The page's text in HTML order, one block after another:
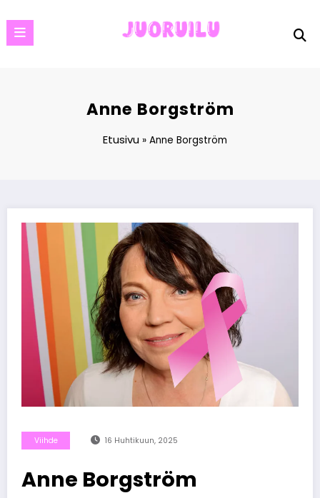
to
content
Anne Borgström
Etusivu» Anne Borgström
Viihde 16 Huhtikuun, 2025
Anne Borgström